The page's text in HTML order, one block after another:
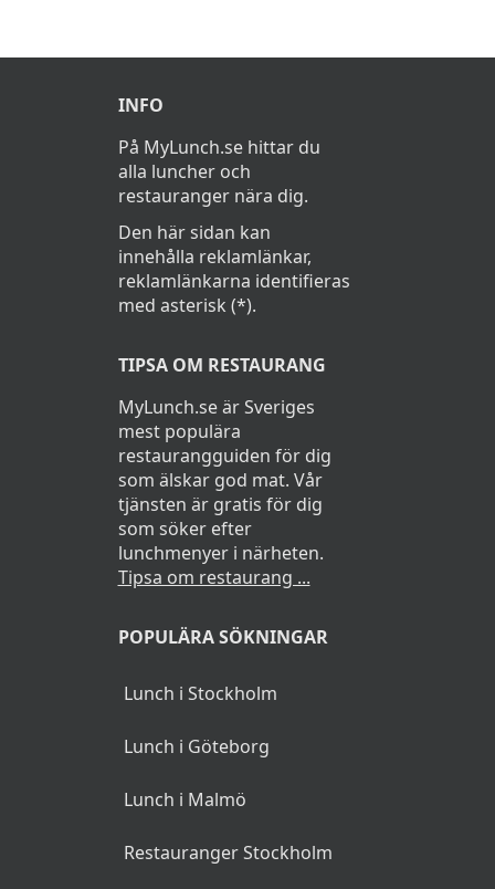
INFO
På MyLunch.se hittar du
alla luncher och
restauranger nära dig.
Den här sidan kan
innehålla reklamlänkar,
reklamlänkarna identifieras
med asterisk (*).
TIPSA OM RESTAURANG
MyLunch.se är Sveriges
mest populära
restaurangguiden för dig
som älskar god mat. Vår
tjänsten är gratis för dig
som söker efter
lunchmenyer i närheten.
Tipsa om restaurang ...
POPULÄRA SÖKNINGAR
Lunch i Stockholm
Lunch i Göteborg
Lunch i Malmö
Restauranger Stockholm